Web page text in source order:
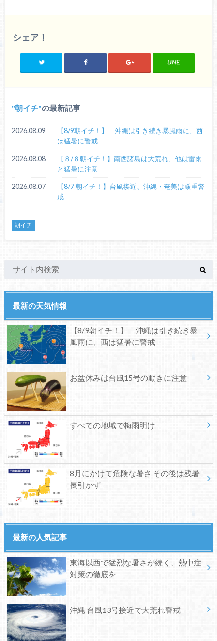
シェア！
LINE
朝イチ の最新記事
2026.08.09
【8/9朝イチ！】 沖縄は引き続き暴風雨に、西
は猛暑に警戒
2026.08.08
【８/８朝イチ！】南西諸島は大荒れ、他は雷雨
と猛暑に注意
2026.08.07
【8/7 朝イチ！】台風接近、沖縄・奄美は厳重警
戒
朝イチ
最新の天気情報
【8/9朝イチ！】 沖縄は引き続き暴
風雨に、西は猛暑に警戒
お盆休みは台風15号の動きに注意
すべての地域で梅雨明け
8月にかけて危険な暑さ その後は残暑
長引かず
最新の人気記事
東海以西で猛烈な暑さが続く、熱中症
対策の徹底を
沖縄 台風13号接近で大荒れ警戒